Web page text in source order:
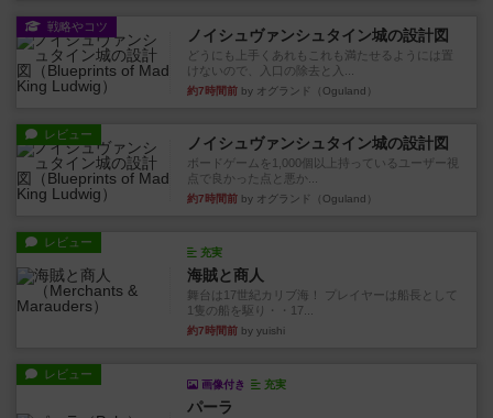
戦略やコツ ノイシュヴァンシュタイン城の設計図
どうにも上手くあれもこれも満たせるようには置
けないので、入口の除去と入...
約7時間前 by オグランド（Oguland）
レビュー ノイシュヴァンシュタイン城の設計図
ボードゲームを1,000個以上持っているユーザー視
点で良かった点と悪か...
約7時間前 by オグランド（Oguland）
レビュー
充実
海賊と商人
舞台は17世紀カリブ海！ プレイヤーは船長として
1隻の船を駆り・・17...
約7時間前 by yuishi
レビュー
画像付き 充実
パーラ